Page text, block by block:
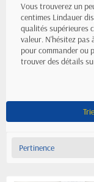
Vous trouverez un
centimes Lindauer
qualités supérieures
valeur. N'hésitez pas
pour commander ou
trouver des détails
Pertinence